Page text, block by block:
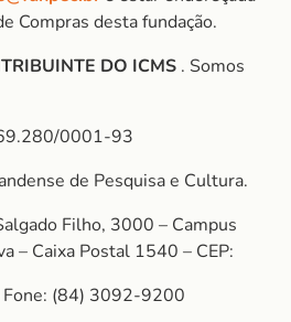
Compras desta fundação.
DO ICMS . Somos
0001-93
de Pesquisa e Cultura.
Filho, 3000 – Campus
– Caixa Postal 1540 – CEP:
(84) 3092-9200